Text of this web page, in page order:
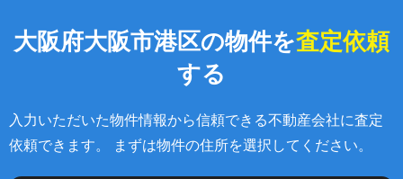
大阪府大阪市港区の物件を査定依頼
する
入力いただいた物件情報から信頼できる不動産会社に査定
依頼できます。 まずは物件の住所を選択してください。